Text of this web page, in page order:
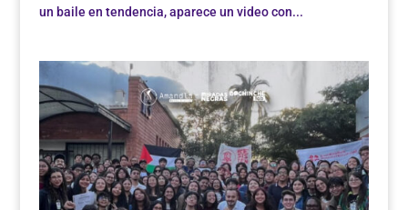
un baile en tendencia, aparece un video con...